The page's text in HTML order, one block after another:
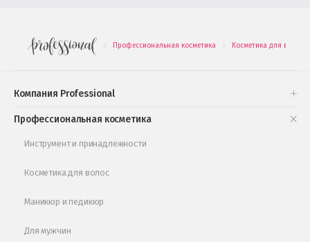
. Профессиональная косметика . Косметика для волос
Компания Professional
Профессиональная косметика
Инструмент и принадлежности
Косметика для волос
Маникюр и педикюр
Для мужчин
Подарочные наборы
Обучающее видео